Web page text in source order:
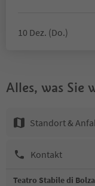
10 Dez. (Do.)
Alles, was Sie
Standort &
Kontakt
Teatro Stabile di